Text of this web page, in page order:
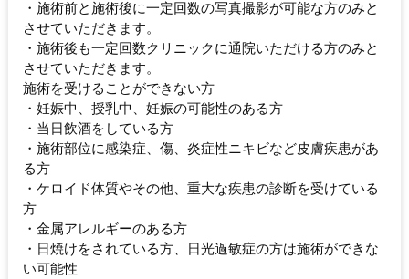
・施術前と施術後に一定回数の写真撮影が可能な方のみと
させていただきます。
・施術後も一定回数クリニックに通院いただける方のみと
させていただきます。
施術を受けることができない方
・妊娠中、授乳中、妊娠の可能性のある方
・当日飲酒をしている方
・施術部位に感染症、傷、炎症性ニキビなど皮膚疾患があ
る方
・ケロイド体質やその他、重大な疾患の診断を受けている
方
・金属アレルギーのある方
・日焼けをされている方、日光過敏症の方は施術ができな
い可能性